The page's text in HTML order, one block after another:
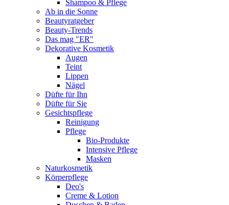
Shampoo & Pflege
Ab in die Sonne
Beautyratgeber
Beauty-Trends
Das mag "ER"
Dekorative Kosmetik
Augen
Teint
Lippen
Nägel
Düfte für Ihn
Düfte für Sie
Gesichtspflege
Reinigung
Pflege
Bio-Produkte
Intensive Pflege
Masken
Naturkosmetik
Körperpflege
Deo's
Creme & Lotion